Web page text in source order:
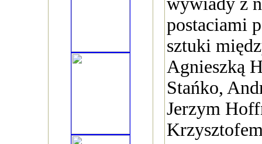
postaciami
sztuki
Agnieszką
Stańko,
Jerzym